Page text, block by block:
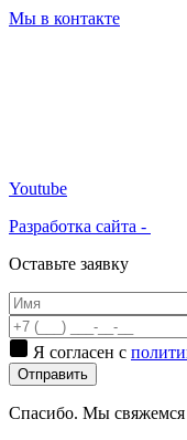
Мы в контакте
Youtube
Разработка сайта -
Оставьте заявку
Я согласен с
Отправить
Спасибо. Мы